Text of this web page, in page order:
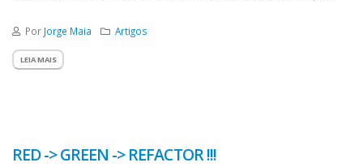
Por Jorge Maia Artigos
LEIA MAIS
RED -> GREEN -> REFACTOR !!!